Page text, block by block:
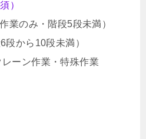
）
業のみ・階段5段未満）
段から10段未満）
レーン作業・特殊作業